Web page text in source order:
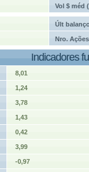
Vol $ méd
Últ
Nro. Ações
Indicadores
8,01
1,24
3,78
1,43
0,42
3,99
-0,97